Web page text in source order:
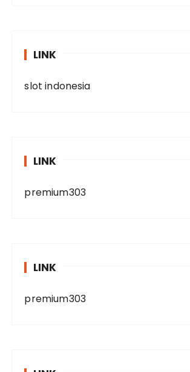
LINK
slot indonesia
LINK
premium303
LINK
premium303